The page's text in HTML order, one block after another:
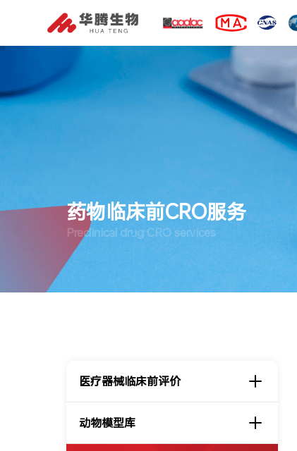
药物临床前CRO服务
Preclinical drug CRO services
医疗器械临床前评价
动物模型库